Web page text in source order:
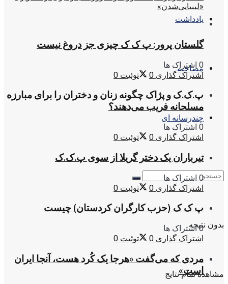
یادداشت
مصاحبه
چندرسانه ای
بدون نتیجه
مشاهده تمام نتایج
«لیبیایی‌شدن»
گلستان پرور: پ ک ک چیزی جز دروغ نیست
0 اشتراک ها
اشتراک گذاری 0 توئیت 0
پ.ک.ک و پژاک چگونه زنان و دختران را برای مبارزه
مسلحانه فریب می‌دهند؟
0 اشتراک ها
اشتراک گذاری 0 توئیت 0
تیرباران یک دختر گریلا از سوی پ.ک.ک
0 اشتراک ها
اشتراک گذاری 0 توئیت 0
پ ک ک (حزب کارگران کردستان) چیست
0 اشتراک ها
اشتراک گذاری 0 توئیت 0
مردی که می‌گفت «هرجا یک کُرد هست، آنجا ایران
است»